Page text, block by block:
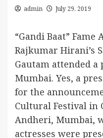
admin July 29, 2019
“Gandi Baat”
Rajkumar Hirani’s
Gautam attended a
Mumbai. Yes, a
for the
Cultural Festival in
Andheri, Mumbai,
actresses were